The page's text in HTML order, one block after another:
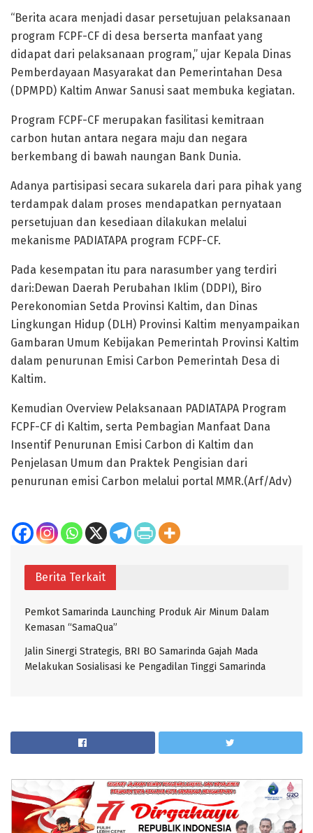
“Berita acara menjadi dasar persetujuan pelaksanaan
program FCPF-CF di desa berserta manfaat yang
didapat dari pelaksanaan program,” ujar Kepala Dinas
Pemberdayaan Masyarakat dan Pemerintahan Desa
(DPMPD) Kaltim Anwar Sanusi saat membuka kegiatan.
Program FCPF-CF merupakan fasilitasi kemitraan
carbon hutan antara negara maju dan negara
berkembang di bawah naungan Bank Dunia.
Adanya partisipasi secara sukarela dari para pihak yang
terdampak dalam proses mendapatkan pernyataan
persetujuan dan kesediaan dilakukan melalui
mekanisme PADIATAPA program FCPF-CF.
Pada kesempatan itu para narasumber yang terdiri
dari:Dewan Daerah Perubahan Iklim (DDPI), Biro
Perekonomian Setda Provinsi Kaltim, dan Dinas
Lingkungan Hidup (DLH) Provinsi Kaltim menyampaikan
Gambaran Umum Kebijakan Pemerintah Provinsi Kaltim
dalam penurunan Emisi Carbon Pemerintah Desa di
Kaltim.
Kemudian Overview Pelaksanaan PADIATAPA Program
FCPF-CF di Kaltim, serta Pembagian Manfaat Dana
Insentif Penurunan Emisi Carbon di Kaltim dan
Penjelasan Umum dan Praktek Pengisian dari
penurunan emisi Carbon melalui portal MMR.(Arf/Adv)
Berita Terkait
Pemkot Samarinda Launching Produk Air Minum Dalam
Kemasan “SamaQua”
Jalin Sinergi Strategis, BRI BO Samarinda Gajah Mada
Melakukan Sosialisasi ke Pengadilan Tinggi Samarinda